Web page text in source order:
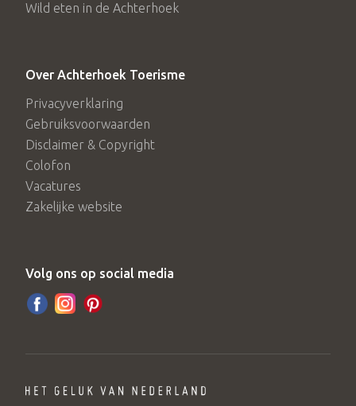
Wild eten in de Achterhoek
Over Achterhoek Toerisme
Privacyverklaring
Gebruiksvoorwaarden
Disclaimer & Copyright
Colofon
Vacatures
Zakelijke website
Volg ons op social media